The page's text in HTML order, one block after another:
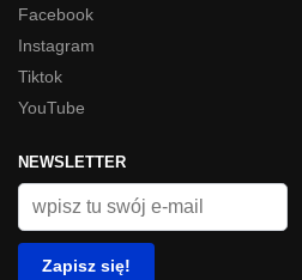
Facebook
Instagram
Tiktok
YouTube
NEWSLETTER